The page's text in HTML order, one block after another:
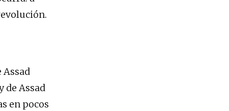
Assad
de Assad
en pocos